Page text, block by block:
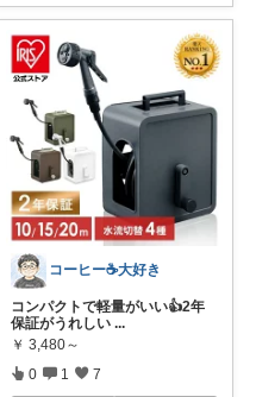
コーヒー☕️大好き
コンパクトで軽量がいい👍2年
保証がうれしい ...
￥ 3,480～
0 1 7